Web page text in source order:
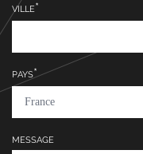
VILLE
PAYS
MESSAGE